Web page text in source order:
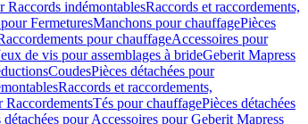
Raccords indémontablesRaccords et raccordements,
FermeturesManchons pour chauffagePièces
pour chauffageAccessoires pour
de vis pour assemblages à brideGeberit Mapress
CoudesPièces détachées pour
Raccords et raccordements,
RaccordementsTés pour chauffagePièces détachées
détachées pour Accessoires pour Geberit Mapress